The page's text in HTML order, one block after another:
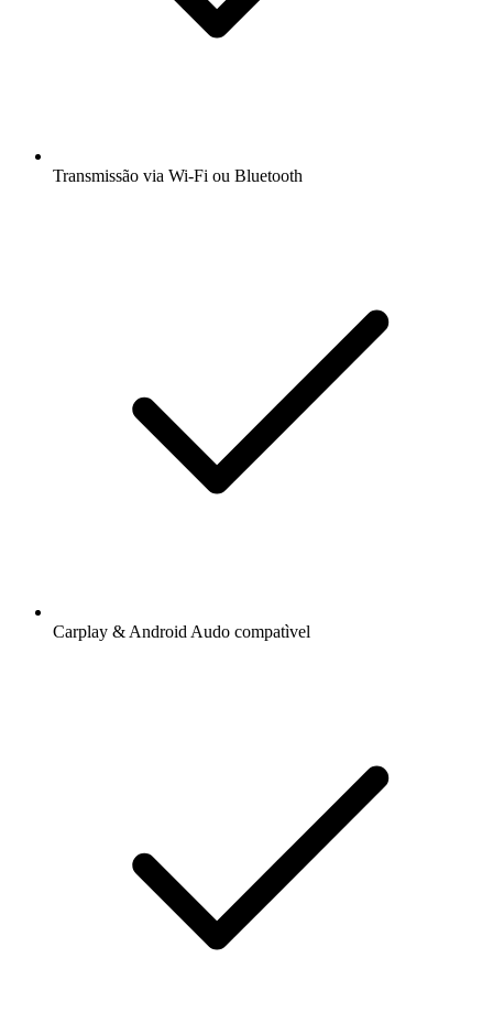
Transmissão via Wi-Fi ou Bluetooth
Carplay & Android Audo compatìvel